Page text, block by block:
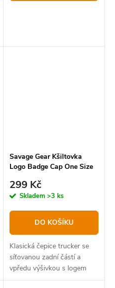
Savage Gear Kšiltovka
Logo Badge Cap One Size
299 Kč
Skladem >3 ks
DO KOŠÍKU
Klasická čepice trucker se
síťovanou zadní částí a
vpředu výšivkou s logem